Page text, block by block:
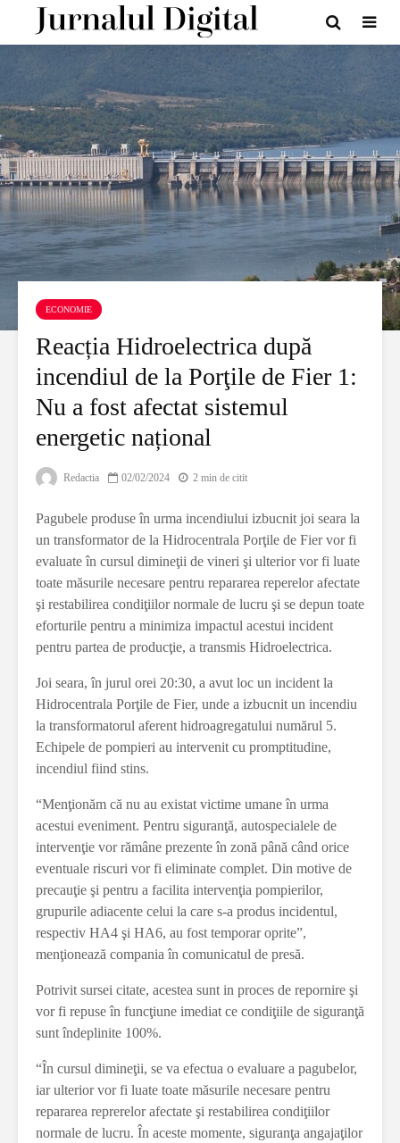
ECONOMIE
Reacția Hidroelectrica după
incendiul de la Porţile de Fier 1:
Nu a fost afectat sistemul
energetic național
Redactia 02/02/2024 2 min de citit
Pagubele produse în urma incendiului izbucnit joi seara la
un transformator de la Hidrocentrala Porţile de Fier vor fi
evaluate în cursul dimineţii de vineri şi ulterior vor fi luate
toate măsurile necesare pentru repararea reperelor afectate
şi restabilirea condiţiilor normale de lucru şi se depun toate
eforturile pentru a minimiza impactul acestui incident
pentru partea de producţie, a transmis Hidroelectrica.
Joi seara, în jurul orei 20:30, a avut loc un incident la
Hidrocentrala Porţile de Fier, unde a izbucnit un incendiu
la transformatorul aferent hidroagregatului numărul 5.
Echipele de pompieri au intervenit cu promptitudine,
incendiul fiind stins.
“Menţionăm că nu au existat victime umane în urma
acestui eveniment. Pentru siguranţă, autospecialele de
intervenţie vor rămâne prezente în zonă până când orice
eventuale riscuri vor fi eliminate complet. Din motive de
precauţie şi pentru a facilita intervenţia pompierilor,
grupurile adiacente celui la care s-a produs incidentul,
respectiv HA4 şi HA6, au fost temporar oprite”,
menţionează compania în comunicatul de presă.
Potrivit sursei citate, acestea sunt in proces de repornire şi
vor fi repuse în funcţiune imediat ce condiţiile de siguranţă
sunt îndeplinite 100%.
“În cursul dimineţii, se va efectua o evaluare a pagubelor,
iar ulterior vor fi luate toate măsurile necesare pentru
repararea reprerelor afectate şi restabilirea condiţiilor
normale de lucru. În aceste momente, siguranţa angajaţilor